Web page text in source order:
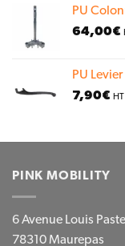
PU
64,00€
PU
7,90€ HT
PINK MOBILITY
6 Avenue Louis
78310 Maurepas